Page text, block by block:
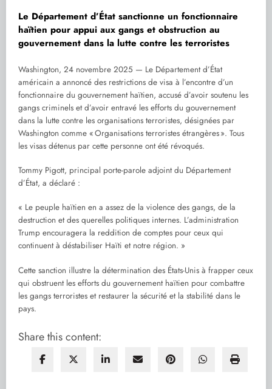
Le Département d’État sanctionne un fonctionnaire
haïtien pour appui aux gangs et obstruction au
gouvernement dans la lutte contre les terroristes
Washington, 24 novembre 2025 — Le Département d’État
américain a annoncé des restrictions de visa à l’encontre d’un
fonctionnaire du gouvernement haïtien, accusé d’avoir soutenu les
gangs criminels et d’avoir entravé les efforts du gouvernement
dans la lutte contre les organisations terroristes, désignées par
Washington comme « Organisations terroristes étrangères ». Tous
les visas détenus par cette personne ont été révoqués.
Tommy Pigott, principal porte-parole adjoint du Département
d’État, a déclaré :
« Le peuple haïtien en a assez de la violence des gangs, de la
destruction et des querelles politiques internes. L’administration
Trump encouragera la reddition de comptes pour ceux qui
continuent à déstabiliser Haïti et notre région. »
Cette sanction illustre la détermination des États-Unis à frapper ceux
qui obstruent les efforts du gouvernement haïtien pour combattre
les gangs terroristes et restaurer la sécurité et la stabilité dans le
pays.
Share this content: